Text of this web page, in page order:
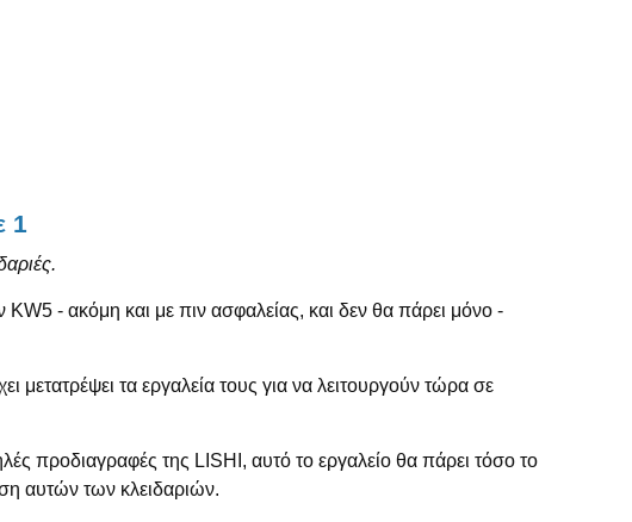
1
- ακόμη και με πιν ασφαλείας, και δεν θα πάρει μόνο -
μετατρέψει τα εργαλεία τους για να λειτουργούν τώρα σε
προδιαγραφές της LISHI, αυτό το εργαλείο θα πάρει τόσο το
αυτών των κλειδαριών.